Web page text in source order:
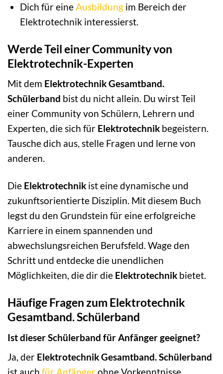
Dich für eineAusbildungim Bereich der
Elektrotechnik interessierst.
Werde Teil einer Community von
Elektrotechnik-Experten
Mit dem Elektrotechnik Gesamtband.
Schülerband bist du nicht allein. Du wirst Teil
einer Community von Schülern, Lehrern und
Experten, die sich für Elektrotechnik begeistern.
Tausche dich aus, stelle Fragen und lerne von
anderen.
Die Elektrotechnik ist eine dynamische und
zukunftsorientierte Disziplin. Mit diesem Buch
legst du den Grundstein für eine erfolgreiche
Karriere in einem spannenden und
abwechslungsreichen Berufsfeld. Wage den
Schritt und entdecke die unendlichen
Möglichkeiten, die dir die Elektrotechnik bietet.
Häufige Fragen zum Elektrotechnik
Gesamtband. Schülerband
Ist dieser Schülerband für Anfänger geeignet?
Ja, der Elektrotechnik Gesamtband. Schülerband